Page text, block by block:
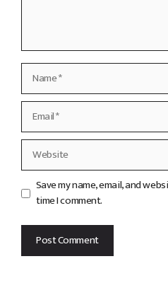
Website
Save my name, email, and
time I comment.